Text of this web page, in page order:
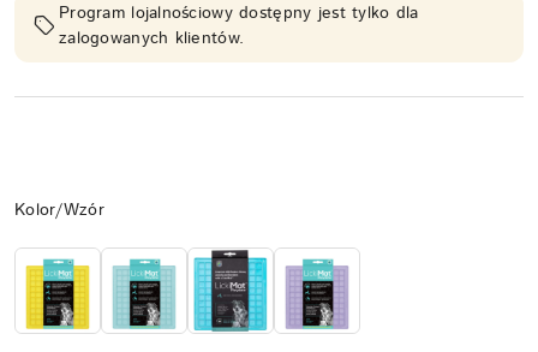
Program lojalnościowy dostępny jest tylko dla
zalogowanych klientów.
Wariant
Kolor/Wzór